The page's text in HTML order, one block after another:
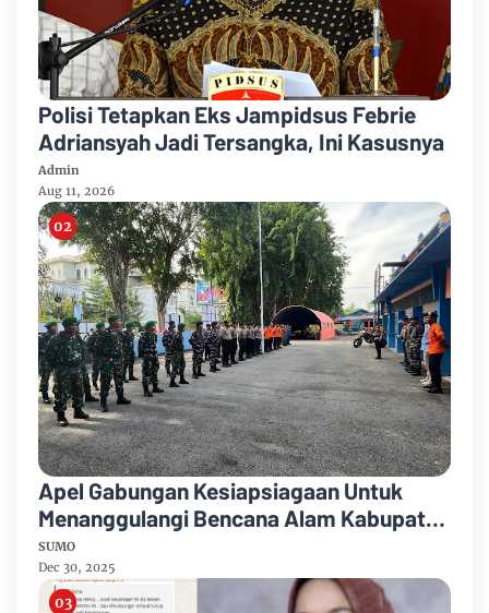
Polisi Tetapkan Eks Jampidsus Febrie
Adriansyah Jadi Tersangka, Ini Kasusnya
Admin
Aug 11, 2026
Apel Gabungan Kesiapsiagaan Untuk
Menanggulangi Bencana Alam Kabupaten
Bengkalis
SUMO
Dec 30, 2025